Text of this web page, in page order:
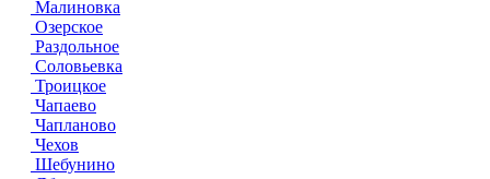
Малиновка
Озерское
Раздольное
Соловьевка
Троицкое
Чапаево
Чапланово
Чехов
Шебунино